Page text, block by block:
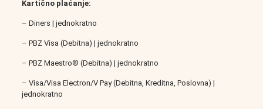
Kartično plaćanje:
– Diners | jednokratno
– PBZ Visa (Debitna) | jednokratno
– PBZ Maestro® (Debitna) | jednokratno
– Visa/Visa Electron/V Pay (Debitna, Kreditna, Poslovna) |
jednokratno